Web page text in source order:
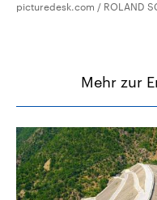
picturedesk.com / ROLAND
Mehr zur